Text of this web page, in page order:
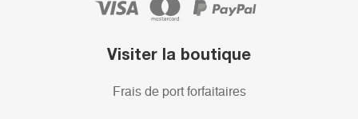
Visiter la boutique
Frais de port forfaitaires